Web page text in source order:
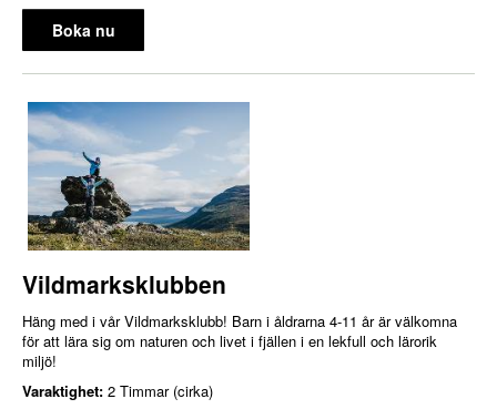
Boka nu
Vildmarksklubben
Häng med i vår Vildmarksklubb! Barn i åldrarna 4-11 år är välkomna
för att lära sig om naturen och livet i fjällen i en lekfull och lärorik
miljö!
Varaktighet: 2 Timmar (cirka)